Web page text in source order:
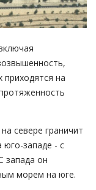
приходятся на
севере граничит
юго-западе - с
запада он
морем на юге.